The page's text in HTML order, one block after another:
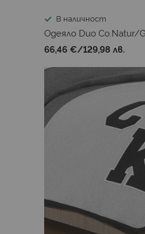
В наличност
Одеяло Duo Co.Natur/
66,46 €/129,98 лв.